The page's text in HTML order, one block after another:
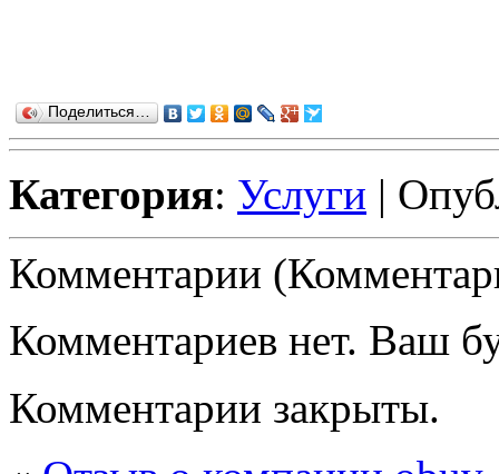
Поделиться…
Категория: Услуги |
Комментарии
Комментариев нет. Ваш
Комментарии закрыты.